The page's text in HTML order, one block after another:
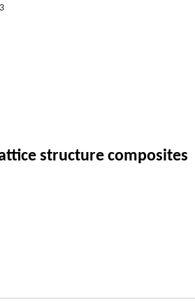
structure composites